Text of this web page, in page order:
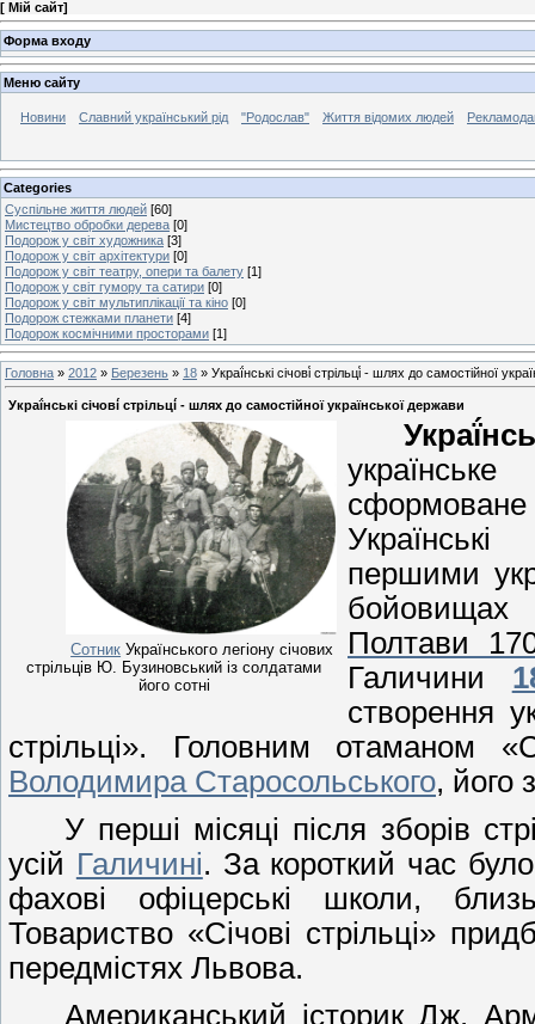
[ Мій сайт]
Форма входу
Меню сайту
Новини Славний український рід "Родослав" Життя відомих людей
Categories
Суспільне життя людей [60]
Мистецтво обробки дерева [0]
Подорож у світ художника [3]
Подорож у світ архітектури [0]
Подорож у світ театру, опери та балету [1]
Подорож у світ гумору та сатири [0]
Подорож у світ мультиплікації та кіно [0]
Подорож стежками планети [4]
Подорож космічними просторами [1]
Головна » 2012 » Березень » 18 » Украї́нські січові́ стрільці́ - шлях до самостійної
Украї́нські січові́ стрільці́ - шлях до самостійної української держави
Сотник Українського легіону січових
стрільців Ю. Бузиновський із солдатами
його сотні
першими
бойовищах
Полтави
Галичини
створення
стрільці». Головним отаманом
Володимира Старосольського, його
У перші місяці після зборів
усій Галичині. За короткий час було
фахові офіцерські школи,
Товариство «Січові стрільці»
передмістях Львова.
Американський історик Дж.